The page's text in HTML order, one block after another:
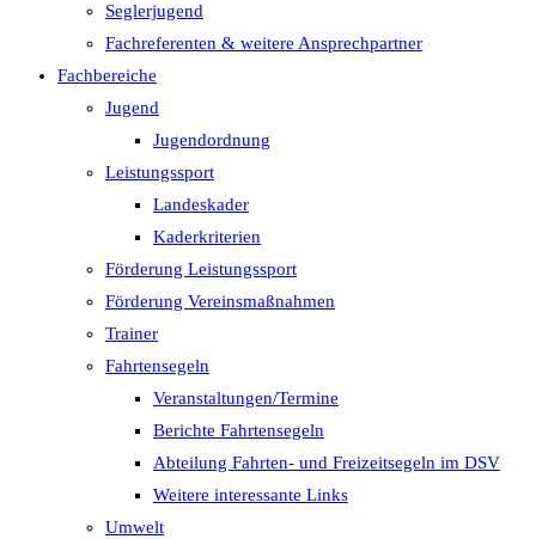
Seglerjugend
Fachreferenten & weitere Ansprechpartner
Fachbereiche
Jugend
Jugendordnung
Leistungssport
Landeskader
Kaderkriterien
Förderung Leistungssport
Förderung Vereinsmaßnahmen
Trainer
Fahrtensegeln
Veranstaltungen/Termine
Berichte Fahrtensegeln
Abteilung Fahrten- und Freizeitsegeln im DSV
Weitere interessante Links
Umwelt